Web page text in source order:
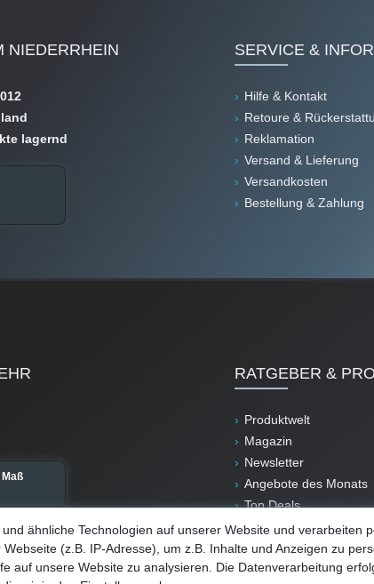
NIEDERRHEIN
lagernd
SERVICE &
Hilfe & Kontakt
Retoure &
Reklamation
Versand & Lieferung
Versandkosten
Bestellung & Zahlung
RATGEBER &
Produktwelt
Magazin
Newsletter
Angebote des Monats
Top Deals
B-Ware
ähnliche Technologien auf unserer Website und verarbeiten
(z.B. IP-Adresse), um z.B. Inhalte und Anzeigen zu
auf unsere Website zu analysieren. Die Datenverarbeitung